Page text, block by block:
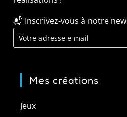
📬 Inscrivez-vous à notre
Mes créations
Jeux